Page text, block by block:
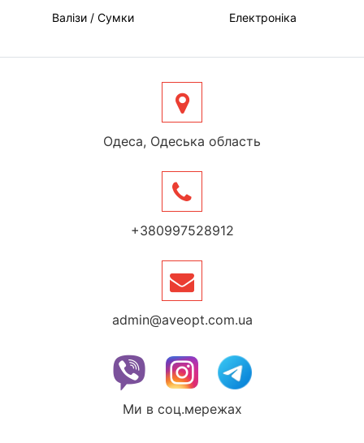
Валізи / Сумки
Електроніка
Одеса, Одеська область
+380997528912
admin@aveopt.com.ua
Ми в соц.мережах